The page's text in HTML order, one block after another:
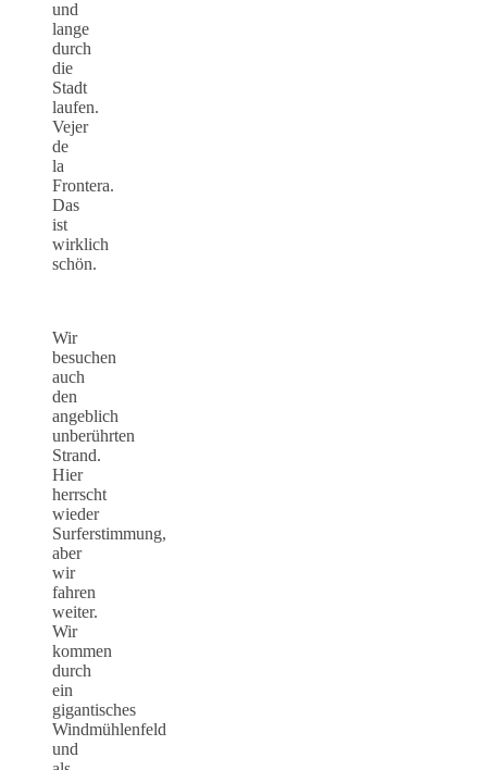
und
lange
durch
die
Stadt
laufen.
Vejer
de
la
Frontera.
Das
ist
wirklich
schön.
Wir
besuchen
auch
den
angeblich
unberührten
Strand.
Hier
herrscht
wieder
Surferstimmung,
aber
wir
fahren
weiter.
Wir
kommen
durch
ein
gigantisches
Windmühlenfeld
und